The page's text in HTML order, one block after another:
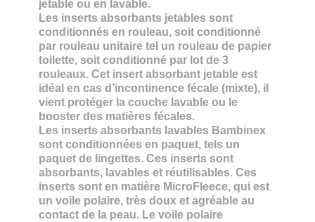
jetable ou en lavable.
Les inserts absorbants jetables sont
conditionnés en rouleau, soit conditionné
par rouleau unitaire tel un rouleau de papier
toilette, soit conditionné par lot de 3
rouleaux. Cet insert absorbant jetable est
idéal en cas d’incontinence fécale (mixte), il
vient protéger la couche lavable ou le
booster des matières fécales.
Les inserts absorbants lavables Bambinex
sont conditionnées en paquet, tels un
paquet de lingettes. Ces inserts sont
absorbants, lavables et réutilisables. Ces
inserts sont en matière MicroFleece, qui est
un voile polaire, très doux et agréable au
contact de la peau. Le voile polaire